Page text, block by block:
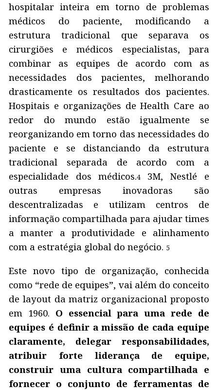
hospitalar inteira em torno de problemas
médicos do paciente, modificando a
estrutura tradicional que separava os
cirurgiões e médicos especialistas, para
combinar as equipes de acordo com as
necessidades dos pacientes, melhorando
drasticamente os resultados dos pacientes.
Hospitais e organizações de Health Care ao
redor do mundo estão igualmente se
reorganizando em torno das necessidades do
paciente e se distanciando da estrutura
tradicional separada de acordo com a
especialidade dos médicos.4 3M, Nestlé e
outras empresas inovadoras são
descentralizadas e utilizam centros de
informação compartilhada para ajudar times
a manter a produtividade e alinhamento
com a estratégia global do negócio. 5
Este novo tipo de organização, conhecida
como “rede de equipes”, vai além do conceito
de layout da matriz organizacional proposto
em 1960. O essencial para uma rede de
equipes é definir a missão de cada equipe
claramente, delegar responsabilidades,
atribuir forte liderança de equipe,
construir uma cultura compartilhada e
fornecer o conjunto de ferramentas de